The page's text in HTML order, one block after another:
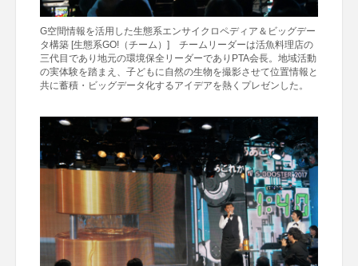
G空間情報を活用した生態系エンサイクロペディア＆ビッグデー
タ構築 [生態系GO!（チーム）] チームリーダーは活魚料理店の
三代目であり地元の環境保全リーダーでありPTA会長。地域活動
の実体験を踏まえ、子どもに自然の生物を撮影させて位置情報と
共に蓄積・ビッグデータ化するアイデアを熱くプレゼンした。